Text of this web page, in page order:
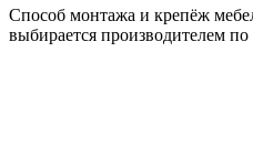
Способ монтажа и крепёж
выбирается производителем